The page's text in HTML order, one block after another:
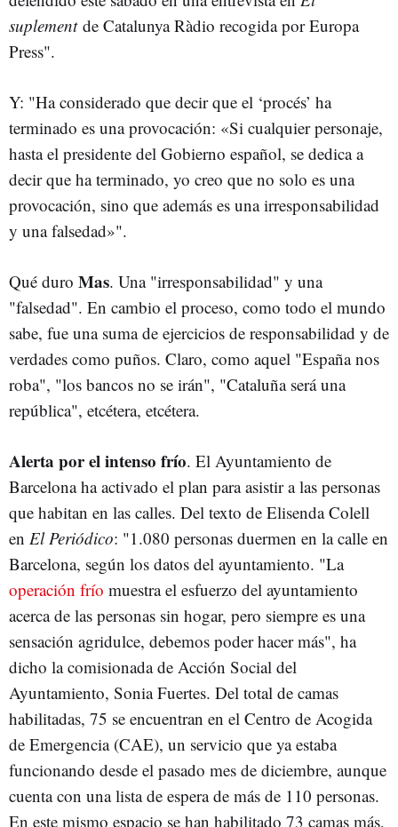
suplementde Catalunya Ràdio recogida por Europa
Press".
Y: "Ha considerado que decir que el ‘procés’ ha
terminado es una provocación: «Si cualquier personaje,
hasta el presidente del Gobierno español, se dedica a
decir que ha terminado, yo creo que no solo es una
provocación, sino que además es una irresponsabilidad
y una falsedad»".
Qué duro Mas. Una "irresponsabilidad" y una
"falsedad". En cambio el proceso, como todo el mundo
sabe, fue una suma de ejercicios de responsabilidad y de
verdades como puños. Claro, como aquel "España nos
roba", "los bancos no se irán", "Cataluña será una
república", etcétera, etcétera.
Alerta por el intenso frío. El Ayuntamiento de
Barcelona ha activado el plan para asistir a las personas
que habitan en las calles. Del texto de Elisenda Colell
en El Periódico: "1.080 personas duermen en la calle en
Barcelona, según los datos del ayuntamiento. "La
operación frío muestra el esfuerzo del ayuntamiento
acerca de las personas sin hogar, pero siempre es una
sensación agridulce, debemos poder hacer más", ha
dicho la comisionada de Acción Social del
Ayuntamiento, Sonia Fuertes. Del total de camas
habilitadas, 75 se encuentran en el Centro de Acogida
de Emergencia (CAE), un servicio que ya estaba
funcionando desde el pasado mes de diciembre, aunque
cuenta con una lista de espera de más de 110 personas.
En este mismo espacio se han habilitado 73 camas más,